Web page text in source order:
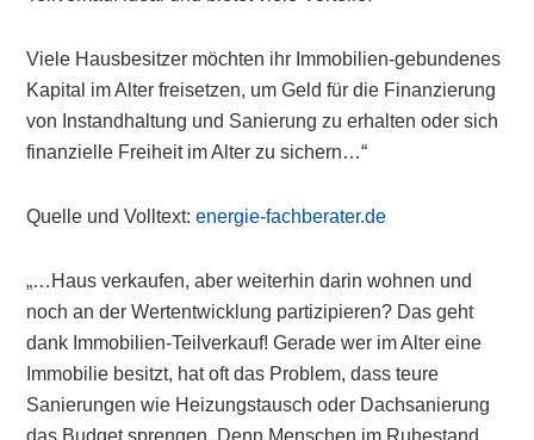
Viele Hausbesitzer möchten ihr Immobilien-gebundenes
Kapital im Alter freisetzen, um Geld für die Finanzierung
von Instandhaltung und Sanierung zu erhalten oder sich
finanzielle Freiheit im Alter zu sichern…“
Quelle und Volltext:energie-fachberater.de
„…Haus verkaufen, aber weiterhin darin wohnen und
noch an der Wertentwicklung partizipieren? Das geht
dank Immobilien-Teilverkauf! Gerade wer im Alter eine
Immobilie besitzt, hat oft das Problem, dass teure
Sanierungen wie Heizungstausch oder Dachsanierung
das Budget sprengen. Denn Menschen im Ruhestand